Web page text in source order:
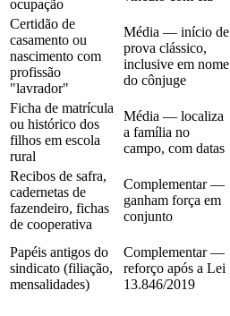
ocupação
Certidão de
casamento ou
nascimento com
profissão
"lavrador"
Média — início de
prova clássico,
inclusive em nome
do cônjuge
Ficha de matrícula
ou histórico dos
filhos em escola
rural
Média — localiza
a família no
campo, com datas
Recibos de safra,
cadernetas de
fazendeiro, fichas
de cooperativa
Complementar —
ganham força em
conjunto
Papéis antigos do
sindicato (filiação,
mensalidades)
Complementar —
reforço após a Lei
13.846/2019